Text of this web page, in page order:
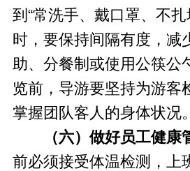
到“常洗手、戴口罩、不
时，要保持间隔有度，减
助、分餐制或使用公筷公
览前，导游要坚持为游客
掌握团队客人的身体状况。
（六）做好员工健康管
前必须接受体温检测，上